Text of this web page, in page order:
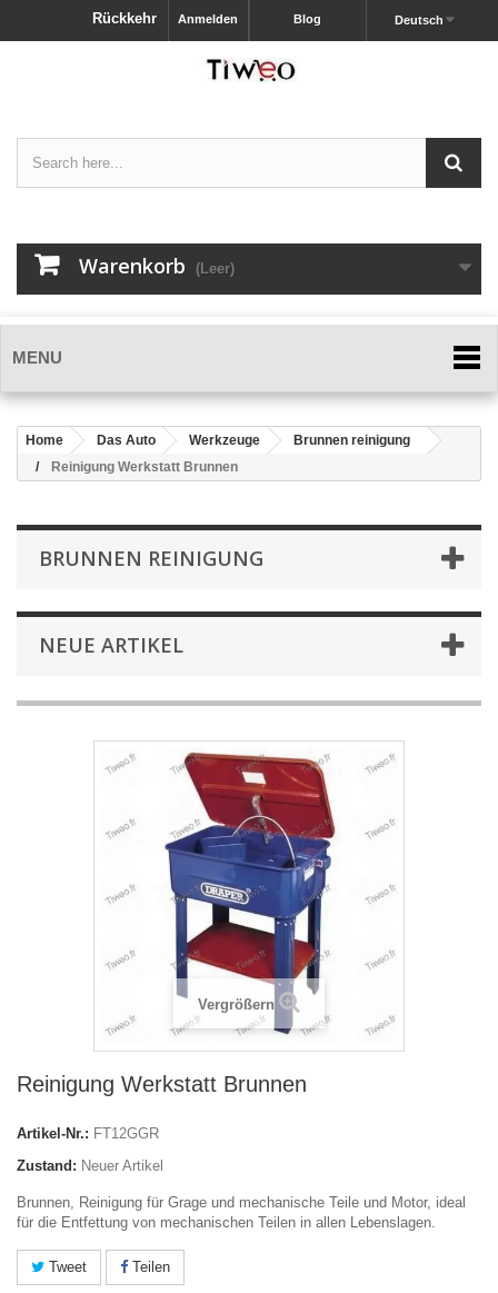
Deutsch
Blog
Anmelden
Rückkehr
Warenkorb (Leer)
MENU
Home Das Auto Werkzeuge
Brunnen reinigung
Reinigung Werkstatt Brunnen
BRUNNEN REINIGUNG
NEUE ARTIKEL
Vergrößern
Reinigung Werkstatt Brunnen
Artikel-Nr.: FT12GGR
Zustand: Neuer Artikel
Brunnen, Reinigung für Grage und mechanische Teile und Motor, ideal
für die Entfettung von mechanischen Teilen in allen Lebenslagen.
Tweet Teilen